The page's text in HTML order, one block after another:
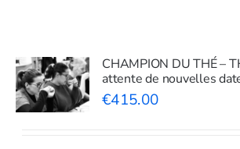
CHAMPION DU THÉ –
attente de nouvelles
€415.00